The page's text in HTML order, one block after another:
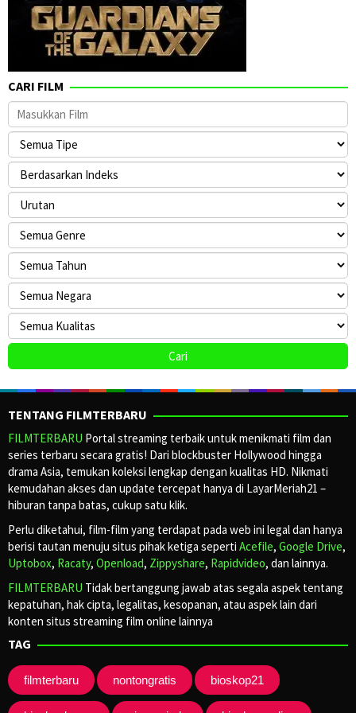
CARI FILM
TENTANG FILMTERBARU
FILMTERBARU Portal streaming terbaik untuk menikmati film dan
series terbaru secara gratis! Dari blockbuster Hollywood hingga
drama Asia, temukan koleksi lengkap dengan kualitas HD. Nikmati
kemudahan akses dan update tercepat hanya di LayarMeriah21 –
hiburan tanpa batas, cukup satu klik.
Perlu diketahui, film-film yang terdapat pada web ini legal dan hanya
berisi tautan menuju situs pihak ketiga seperti Acefile, Google Drive,
Uptobox, Racaty, Openload, Zippyshare, Rapidvideo, dan lainnya.
FILMTERBARU Tidak bertanggung jawab atas segala aspek tentang
kepatuhan, hak cipta, legalitas, kesopanan, atau aspek lain dari
konten situs streaming film online lainnya
TAG
filmterbaru nontongratis bioskop21